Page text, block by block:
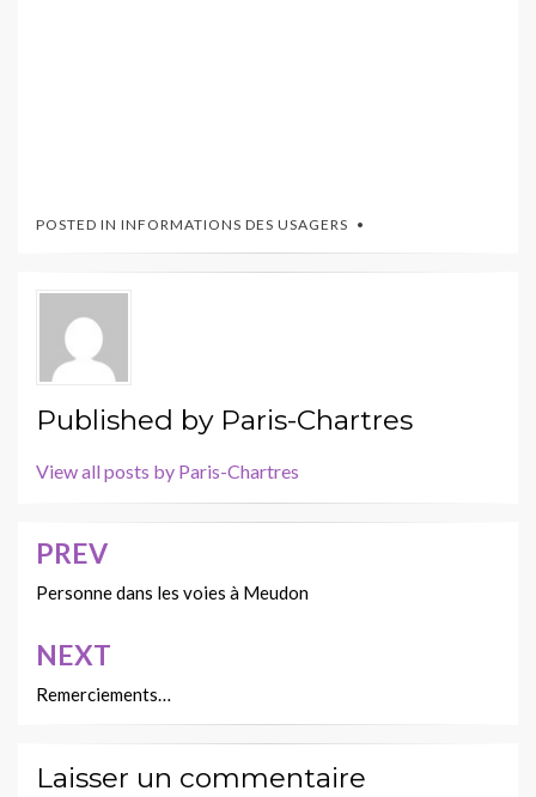
POSTED IN INFORMATIONS DES USAGERS
Published by Paris-Chartres
View all posts by Paris-Chartres
Navigation
de
l’article
PREV
Personne dans les voies à Meudon
NEXT
Remerciements…
Laisser un commentaire